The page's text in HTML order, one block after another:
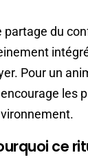
partage du
Pour un
les
ce